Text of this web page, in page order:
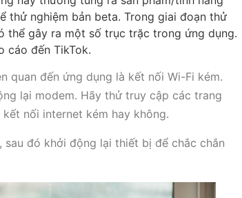
thử nghiệm bản beta. Trong giai đoạn thử
thể gây ra một số trục trặc trong ứng dụng.
cáo đến TikTok.
quan đến ứng dụng là kết nối Wi-Fi kém.
lại modem. Hãy thử truy cập các trang
nối internet kém hay không.
đó khởi động lại thiết bị để chắc chắn